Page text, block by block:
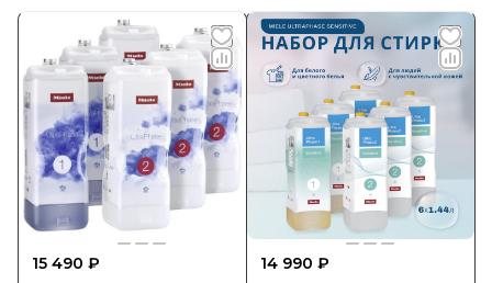
15 490 ₽ 14 990 ₽